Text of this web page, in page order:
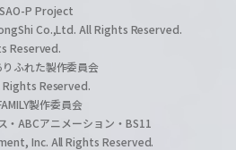
P Project
Co.,Ltd. All Rights Reserved.
Reserved.
ふれた製作委員会
Rights Reserved.
製作委員会
ABCアニメーション・BS11
Inc. All Rights Reserved.